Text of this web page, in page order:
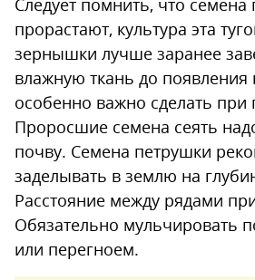
Следует помнить, что семена
прорастают, культура эта
зернышки лучше заранее
влажную ткань до появления
особенно важно сделать при
Проросшие семена сеять
почву. Семена петрушки
заделывать в землю на
Расстояние между рядами
Обязательно мульчировать
или перегноем.